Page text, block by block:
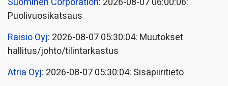
Puolivuosikatsaus
Raisio Oyj: 2026-08-07 05:30:04: Muutokset
hallitus/johto/tilintarkastus
Atria Oyj: 2026-08-07 05:30:04: Sisäpiiritieto